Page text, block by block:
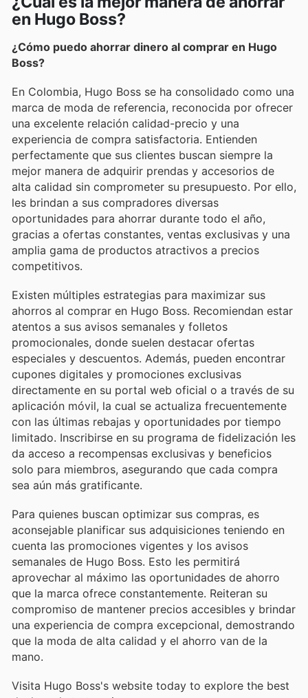
en Hugo Boss?
¿Cómo puedo ahorrar dinero al comprar en Hugo
Boss?
En Colombia, Hugo Boss se ha consolidado como una
marca de moda de referencia, reconocida por ofrecer
una excelente relación calidad-precio y una
experiencia de compra satisfactoria. Entienden
perfectamente que sus clientes buscan siempre la
mejor manera de adquirir prendas y accesorios de
alta calidad sin comprometer su presupuesto. Por ello,
les brindan a sus compradores diversas
oportunidades para ahorrar durante todo el año,
gracias a ofertas constantes, ventas exclusivas y una
amplia gama de productos atractivos a precios
competitivos.
Existen múltiples estrategias para maximizar sus
ahorros al comprar en Hugo Boss. Recomiendan estar
atentos a sus avisos semanales y folletos
promocionales, donde suelen destacar ofertas
especiales y descuentos. Además, pueden encontrar
cupones digitales y promociones exclusivas
directamente en su portal web oficial o a través de su
aplicación móvil, la cual se actualiza frecuentemente
con las últimas rebajas y oportunidades por tiempo
limitado. Inscribirse en su programa de fidelización les
da acceso a recompensas exclusivas y beneficios
solo para miembros, asegurando que cada compra
sea aún más gratificante.
Para quienes buscan optimizar sus compras, es
aconsejable planificar sus adquisiciones teniendo en
cuenta las promociones vigentes y los avisos
semanales de Hugo Boss. Esto les permitirá
aprovechar al máximo las oportunidades de ahorro
que la marca ofrece constantemente. Reiteran su
compromiso de mantener precios accesibles y brindar
una experiencia de compra excepcional, demostrando
que la moda de alta calidad y el ahorro van de la
mano.
Visita Hugo Boss's website today to explore the best